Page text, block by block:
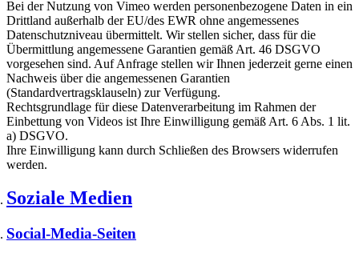
Bei der Nutzung von Vimeo werden personenbezogene Daten in ein
Drittland außerhalb der EU/des EWR ohne angemessenes
Datenschutzniveau übermittelt. Wir stellen sicher, dass für die
Übermittlung angemessene Garantien gemäß Art. 46 DSGVO
vorgesehen sind. Auf Anfrage stellen wir Ihnen jederzeit gerne einen
Nachweis über die angemessenen Garantien
(Standardvertragsklauseln) zur Verfügung.
Rechtsgrundlage für diese Datenverarbeitung im Rahmen der
Einbettung von Videos ist Ihre Einwilligung gemäß Art. 6 Abs. 1 lit.
a) DSGVO.
Ihre Einwilligung kann durch Schließen des Browsers widerrufen
werden.
Soziale Medien
Social-Media-Seiten